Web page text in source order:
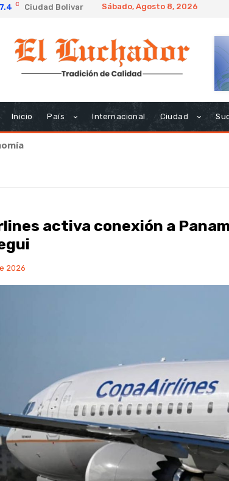
C Ciudad Bolivar Sábado, Agosto 8, 2026
Inicio País Internacional Ciudad
activa conexión a
2026